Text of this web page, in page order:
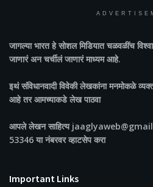
जागल्या भारतहे सोशल मिडियात चळवळींच
जाणारं अन चर्चीलं जाणारं माध्यम आहे.
इथं संविधानवादी विवेकी लेखकांना मनमोकळे
आहे तर आमच्याकडे लेख पाठवा
आपले लेखन साहित्य
53346 या नंबरवर व्हाटसेप करा
Important Links